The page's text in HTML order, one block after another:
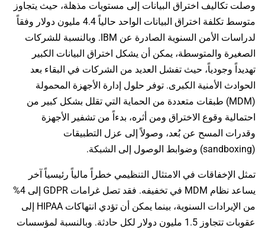
وصلت تكاليف اختراق البيانات إلى مستويات مذهلة، حيث يتجاوز
متوسط تكلفة اختراق البيانات الواحد حالياً 4.4 مليون دولار وفقاً
لدراسات الأمن السنوية الصادرة عن IBM. وبالنسبة للشركات
الصغيرة والمتوسطة، يمكن أن يشكل اختراق البيانات الكبير
تهديداً وجودياً، حيث تفشل العديد من الشركات في البقاء بعد
الحوادث الأمنية الكبرى. توفر حلول إدارة الأجهزة المحمولة
(MDM) طبقات متعددة من الحماية التي تقلل بشكل كبير من
احتمالية وقوع الاختراق ومن أثره، بدءاً من تشفير الأجهزة
وقدرات المسح عن بُعد، وصولاً إلى عزل التطبيقات
(sandboxing) وضوابط الوصول إلى الشبكة.
تمثل الإخفاقات في الامتثال التنظيمي خطراً مالياً رئيسياً آخر
يساعد نظام MDM في تخفيفه. فقد تصل غرامات GDPR إلى 4%
من الإيرادات السنوية، بينما يمكن أن تؤدي انتهاكات HIPAA إلى
عقوبات تتجاوز 1.5 مليون دولار لكل حادثة. وبالنسبة لمؤسسات